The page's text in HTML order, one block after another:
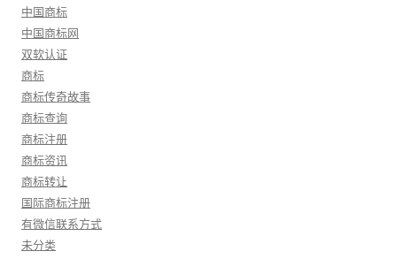
中国商标
中国商标网
双软认证
商标
商标传奇故事
商标查询
商标注册
商标资讯
商标转让
国际商标注册
有微信联系方式
未分类